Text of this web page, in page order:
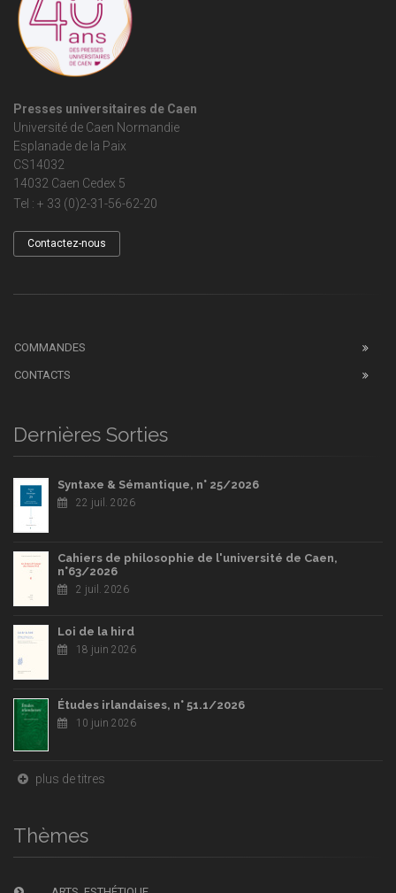
Presses universitaires de Caen
Université de Caen Normandie
Esplanade de la Paix
CS14032
14032 Caen Cedex 5
Tel : + 33 (0)2-31-56-62-20
Contactez-nous
COMMANDES
CONTACTS
Dernières Sorties
Syntaxe & Sémantique, n° 25/2026
22 juil. 2026
Cahiers de philosophie de l'université de Caen,
n°63/2026
2 juil. 2026
Loi de la hird
18 juin 2026
Études irlandaises, n° 51.1/2026
10 juin 2026
plus de titres
Thèmes